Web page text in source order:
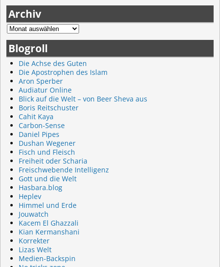
Archiv
Blogroll
Die Achse des Guten
Die Apostrophen des Islam
Aron Sperber
Audiatur Online
Blick auf die Welt – von Beer Sheva aus
Boris Reitschuster
Cahit Kaya
Carbon-Sense
Daniel Pipes
Dushan Wegener
Fisch und Fleisch
Freiheit oder Scharia
Freischwebende Intelligenz
Gott und die Welt
Hasbara.blog
Heplev
Himmel und Erde
Jouwatch
Kacem El Ghazzali
Kian Kermanshani
Korrekter
Lizas Welt
Medien-Backspin